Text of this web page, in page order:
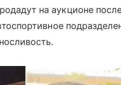
на аукционе